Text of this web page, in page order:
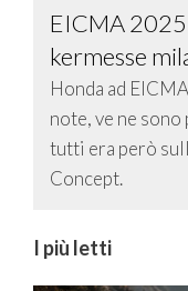
EICMA
kermesse
Honda ad
note, ve ne
tutti era però
Concept.
I più letti